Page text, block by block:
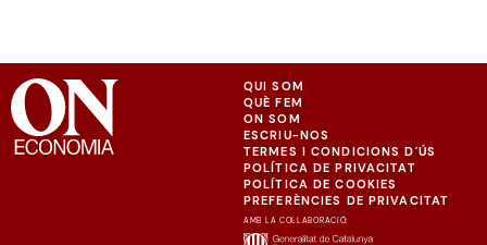
QUI SOM
QUÈ FEM
ON SOM
ESCRIU-NOS
TERMES I CONDICIONS D'ÚS
POLÍTICA DE PRIVACITAT
POLÍTICA DE COOKIES
PREFERÈNCIES DE PRIVACITAT
AMB LA COL·LABORACIÓ: